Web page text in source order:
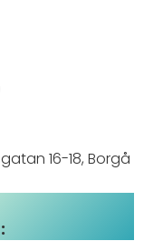
16-18, Borgå